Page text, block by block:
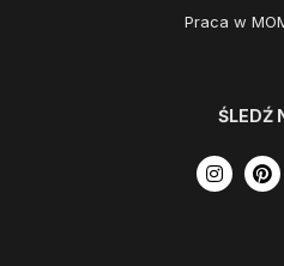
Praca w
ŚLEDŹ